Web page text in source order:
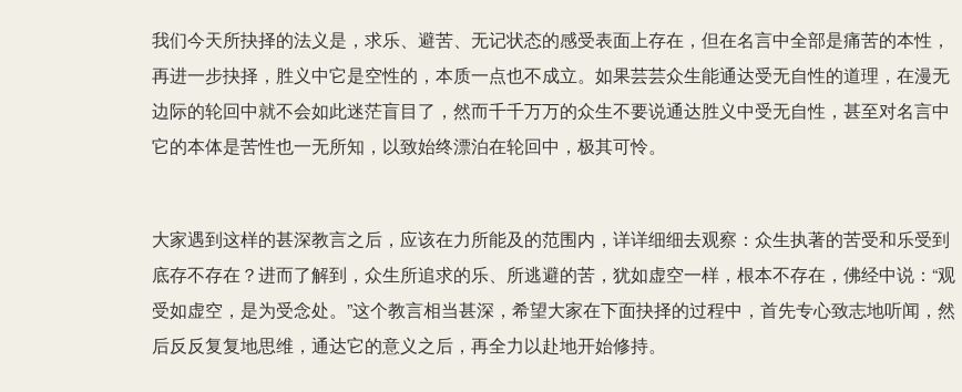
我们今天所抉择的法义是，求乐、避苦、无记状态的感受表面上存在，但在名言中全部是痛苦的本性，
再进一步抉择，胜义中它是空性的，本质一点也不成立。如果芸芸众生能通达受无自性的道理，在漫无
边际的轮回中就不会如此迷茫盲目了，然而千千万万的众生不要说通达胜义中受无自性，甚至对名言中
它的本体是苦性也一无所知，以致始终漂泊在轮回中，极其可怜。
大家遇到这样的甚深教言之后，应该在力所能及的范围内，详详细细去观察：众生执著的苦受和乐受到
底存不存在？进而了解到，众生所追求的乐、所逃避的苦，犹如虚空一样，根本不存在，佛经中说：“观
受如虚空，是为受念处。”这个教言相当甚深，希望大家在下面抉择的过程中，首先专心致志地听闻，然
后反反复复地思维，通达它的意义之后，再全力以赴地开始修持。